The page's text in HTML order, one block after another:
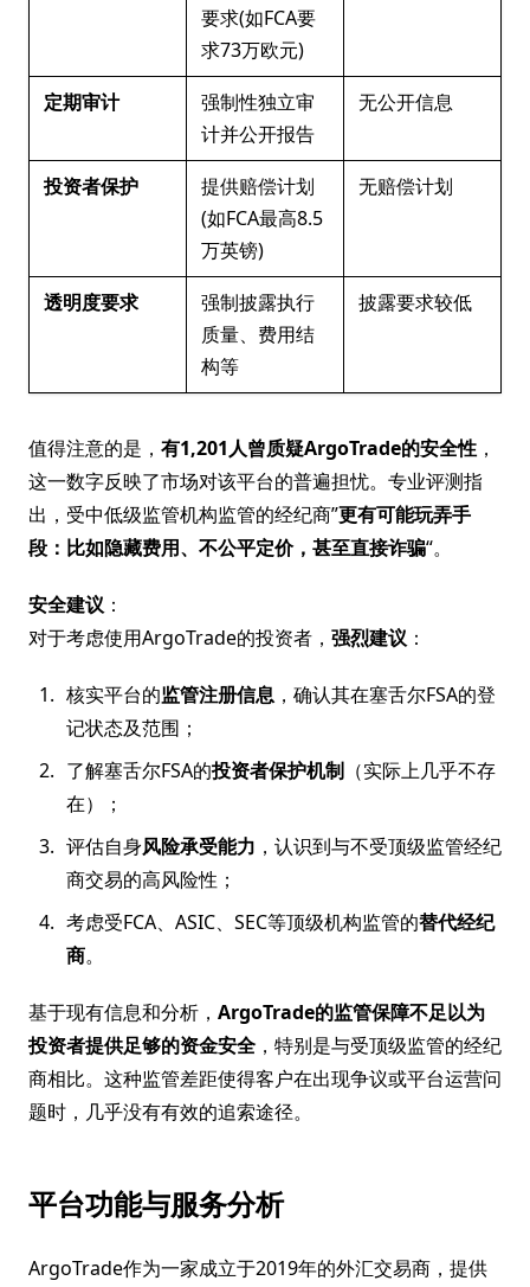
要求(如FCA要
求73万欧元)
定期审计
强制性独立审
计并公开报告
无公开信息
投资者保护
提供赔偿计划
(如FCA最高8.5
万英镑)
无赔偿计划
透明度要求
强制披露执行
质量、费用结
构等
披露要求较低
值得注意的是， 有1,201人曾质疑ArgoTrade的安全性 ，
这一数字反映了市场对该平台的普遍担忧。专业评测指
出，受中低级监管机构监管的经纪商”更有可能玩弄手
段：比如隐藏费用、不公平定价，甚至直接诈骗“。
安全建议 ：
对于考虑使用ArgoTrade的投资者， 强烈建议 ：
核实平台的监管注册信息 ，确认其在塞舌尔FSA的登
记状态及范围；
了解塞舌尔FSA的投资者保护机制 （实际上几乎不存
在）；
评估自身风险承受能力 ，认识到与不受顶级监管经纪
商交易的高风险性；
考虑受FCA、ASIC、SEC等顶级机构监管的替代经纪
商。
基于现有信息和分析， ArgoTrade的监管保障不足以为
投资者提供足够的资金安全 ，特别是与受顶级监管的经纪
商相比。这种监管差距使得客户在出现争议或平台运营问
题时，几乎没有有效的追索途径。
平台功能与服务分析
ArgoTrade作为一家成立于2019年的外汇交易商，提供